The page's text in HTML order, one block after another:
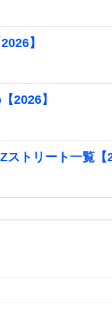
】
2026】
トリート一覧【